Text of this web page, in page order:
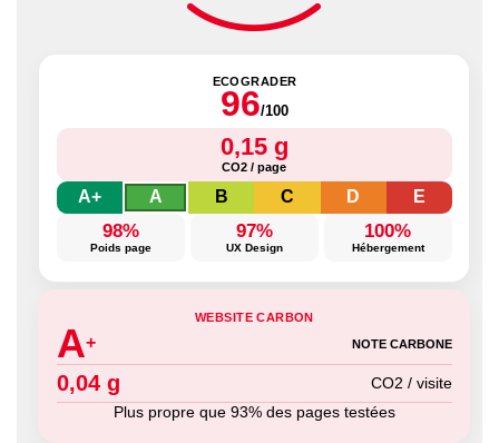
ECOGRADER
96/100
0,15 g
CO2 / page
A+ A B C D E
98%
Poids page
97%
UX Design
100%
Hébergement
WEBSITE CARBON
A+ NOTE CARBONE
0,04 g
CO2 / visite
Plus propre que 93% des pages testées